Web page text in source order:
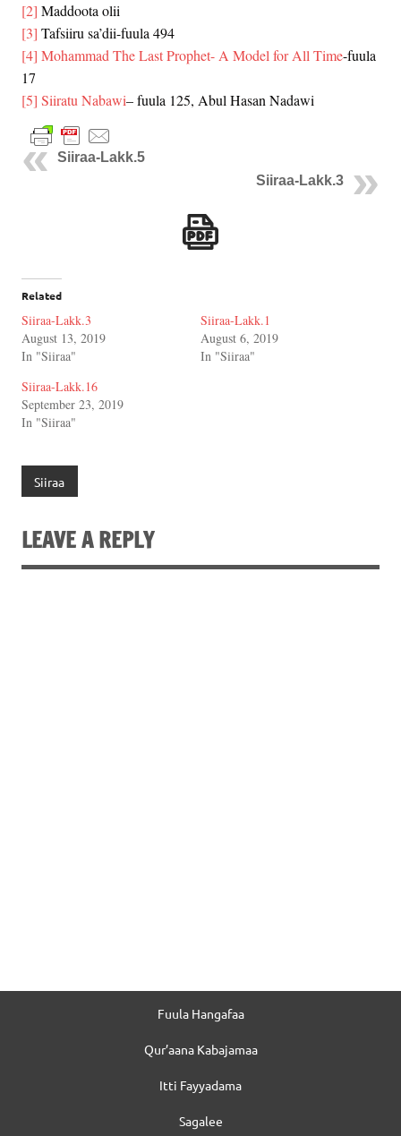
[2] Maddoota olii
[3] Tafsiiru sa’dii-fuula 494
[4] Mohammad The Last Prophet- A Model for All Time-fuula
17
[5] Siiratu Nabawi– fuula 125, Abul Hasan Nadawi
Siiraa-Lakk.5
Siiraa-Lakk.3
Related
Siiraa-Lakk.3
August 13, 2019
In "Siiraa"
Siiraa-Lakk.1
August 6, 2019
In "Siiraa"
Siiraa-Lakk.16
September 23, 2019
In "Siiraa"
Siiraa
LEAVE A REPLY
Fuula Hangafaa
Qur’aana Kabajamaa
Itti Fayyadama
Sagalee